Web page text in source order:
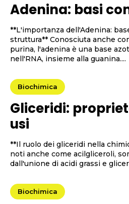
Adenina: basi
**L'importanza dell'Adenina:
struttura** Conosciuta anche come 6-ammino-9H-
purina, l'adenina è una base
nell'RNA, insieme alla guanina....
Biochimica
Gliceridi:
usi
**Il ruolo dei gliceridi nella chimica
noti anche come acilgliceroli,
dall'unione di acidi grassi e
Biochimica